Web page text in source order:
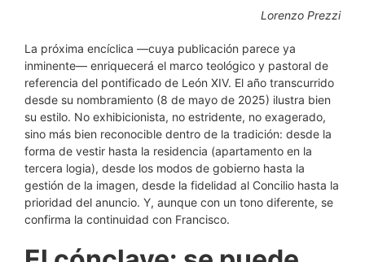
Lorenzo Prezzi
La próxima encíclica —cuya publicación parece ya
inminente— enriquecerá el marco teológico y pastoral de
referencia del pontificado de León XIV. El año transcurrido
desde su nombramiento (8 de mayo de 2025) ilustra bien
su estilo. No exhibicionista, no estridente, no exagerado,
sino más bien reconocible dentro de la tradición: desde la
forma de vestir hasta la residencia (apartamento en la
tercera logia), desde los modos de gobierno hasta la
gestión de la imagen, desde la fidelidad al Concilio hasta la
prioridad del anuncio. Y, aunque con un tono diferente, se
confirma la continuidad con Francisco.